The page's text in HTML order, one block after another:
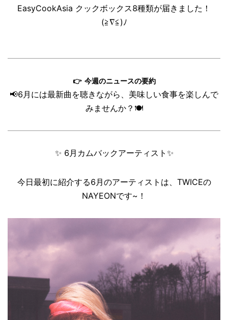
EasyCookAsia クックボックス8種類が届きました！
(≧∇≦)ﾉ
👉 今週のニュースの要約
📢6月には最新曲を聴きながら、美味しい食事を楽しんで
みませんか？ 🍽️
✨ 6月カムバックアーティスト ✨
今日最初に紹介する6月のアーティストは、TWICEの
NAYEONです~！